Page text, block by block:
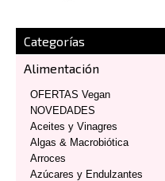
Categorías
Alimentación
OFERTAS Vegan
NOVEDADES
Aceites y Vinagres
Algas & Macrobiótica
Arroces
Azúcares y Endulzantes